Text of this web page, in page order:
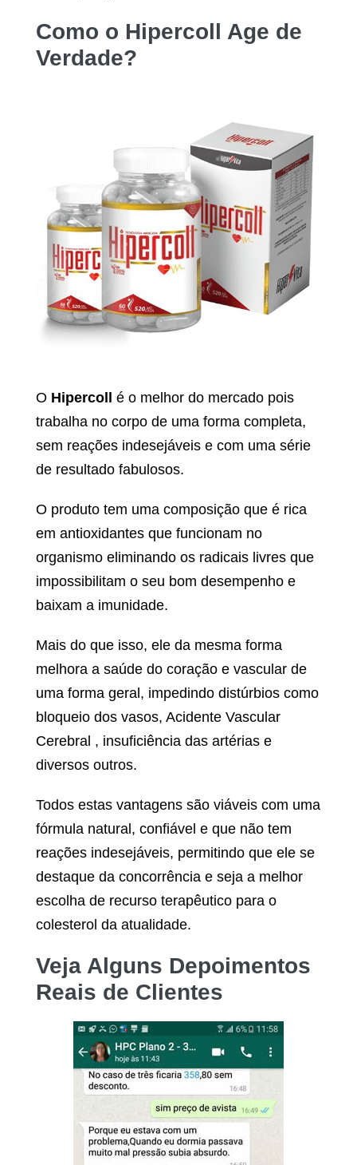
Como o Hipercoll Age de
Verdade?
O Hipercoll
é o melhor do mercado pois
trabalha no corpo de uma forma completa,
sem reações indesejáveis e com uma série
de resultado fabulosos.
O produto tem uma composição que é rica
em antioxidantes que funcionam no
organismo eliminando os radicais livres que
impossibilitam o seu bom desempenho e
baixam a imunidade.
Mais do que isso, ele da mesma forma
melhora a saúde do coração e vascular de
uma forma geral, impedindo distúrbios como
bloqueio dos vasos, Acidente Vascular
Cerebral , insuficiência das artérias e
diversos outros.
Todos estas vantagens são viáveis com uma
fórmula natural, confiável e que não tem
reações indesejáveis, permitindo que ele se
destaque da concorrência e seja a melhor
escolha de recurso terapêutico para o
colesterol da atualidade.
Veja Alguns Depoimentos
Reais de Clientes